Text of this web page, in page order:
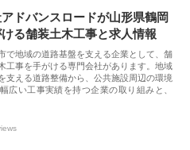
ドバンスロードが山形県鶴岡
る舗装土木工事と求人情報
で地域の道路基盤を支える企業として、舗
工事を手がける専門会社があります。地域
支える道路整備から、公共施設周辺の環境
広い工事実績を持つ企業の取り組みと、